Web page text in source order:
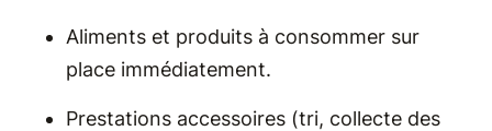
Aliments et produits à consommer sur
place immédiatement.
Prestations accessoires (tri, collecte des